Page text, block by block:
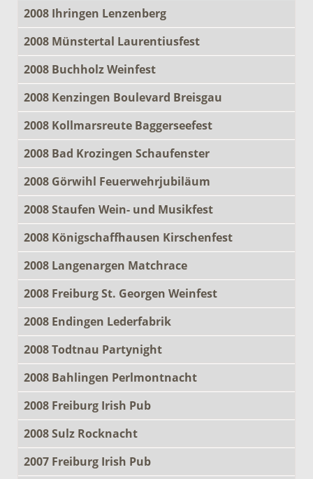
2008 Ihringen Lenzenberg
2008 Münstertal Laurentiusfest
2008 Buchholz Weinfest
2008 Kenzingen Boulevard Breisgau
2008 Kollmarsreute Baggerseefest
2008 Bad Krozingen Schaufenster
2008 Görwihl Feuerwehrjubiläum
2008 Staufen Wein- und Musikfest
2008 Königschaffhausen Kirschenfest
2008 Langenargen Matchrace
2008 Freiburg St. Georgen Weinfest
2008 Endingen Lederfabrik
2008 Todtnau Partynight
2008 Bahlingen Perlmontnacht
2008 Freiburg Irish Pub
2008 Sulz Rocknacht
2007 Freiburg Irish Pub